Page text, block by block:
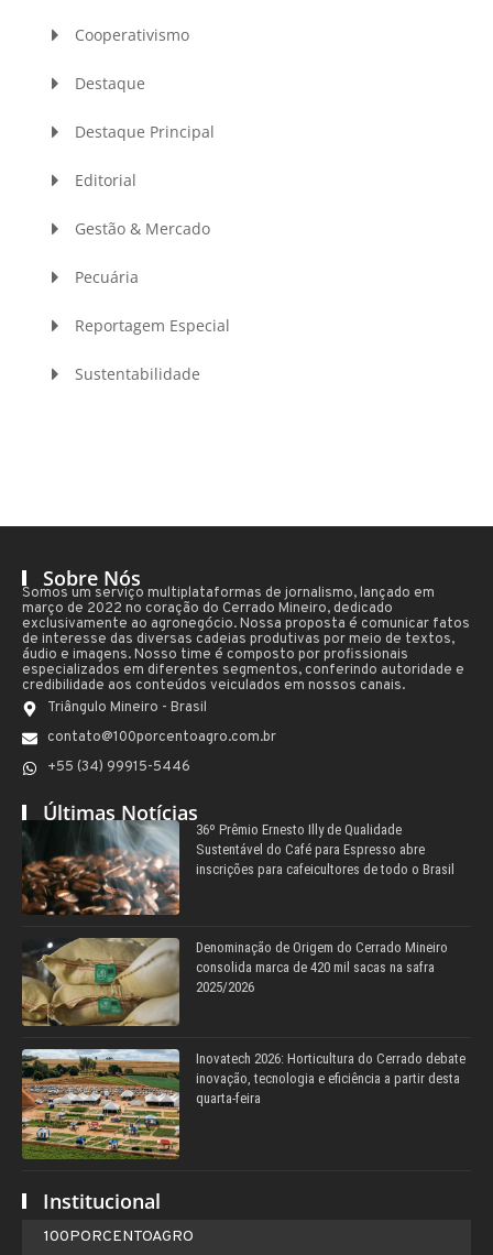
Cooperativismo
Destaque
Destaque Principal
Editorial
Gestão & Mercado
Pecuária
Reportagem Especial
Sustentabilidade
Sobre Nós
Somos um serviço multiplataformas de jornalismo, lançado em
março de 2022 no coração do Cerrado Mineiro, dedicado
exclusivamente ao agronegócio. Nossa proposta é comunicar fatos
de interesse das diversas cadeias produtivas por meio de textos,
áudio e imagens. Nosso time é composto por profissionais
especializados em diferentes segmentos, conferindo autoridade e
credibilidade aos conteúdos veiculados em nossos canais.
Triângulo Mineiro - Brasil
contato@100porcentoagro.com.br
+55 (34) 99915-5446
Últimas Notícias
36º Prêmio Ernesto Illy de Qualidade
Sustentável do Café para Espresso abre
inscrições para cafeicultores de todo o Brasil
Denominação de Origem do Cerrado Mineiro
consolida marca de 420 mil sacas na safra
2025/2026
Inovatech 2026: Horticultura do Cerrado debate
inovação, tecnologia e eficiência a partir desta
quarta-feira
Institucional
100PORCENTOAGRO